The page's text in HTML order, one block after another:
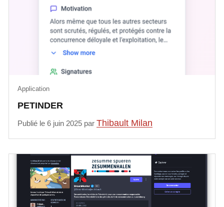
PETINDER
Application
Publié le 6 juin 2025 parThibault Milan